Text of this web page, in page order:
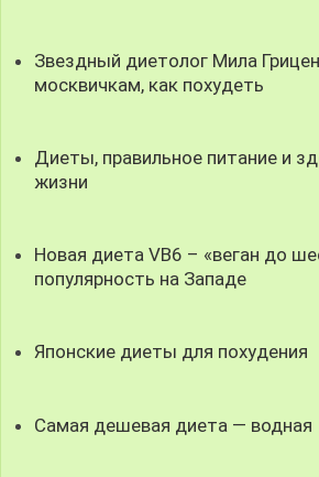
Звездный диетолог Мила
москвичкам, как похудеть
Диеты, правильное питание и
жизни
Новая диета VB6 – «веган до
популярность на Западе
Японские диеты для похудения
Самая дешевая диета — водная